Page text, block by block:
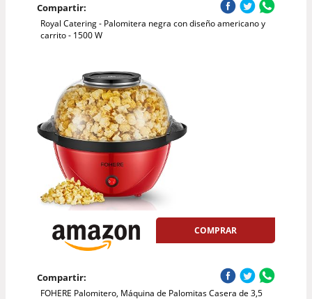
Compartir:
Royal Catering - Palomitera negra con diseño americano y
carrito - 1500 W
COMPRAR
Compartir:
FOHERE Palomitero, Máquina de Palomitas Casera de 3,5